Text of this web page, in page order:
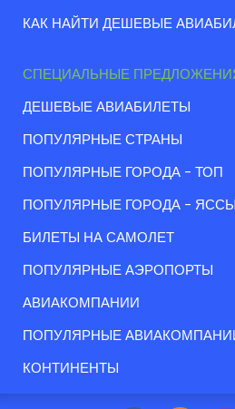
КАК НАЙТИ ДЕШЕВЫЕ
СПЕЦИАЛЬНЫЕ
ДЕШЕВЫЕ АВИАБИЛЕТЫ
ПОПУЛЯРНЫЕ СТРАНЫ
ПОПУЛЯРНЫЕ ГОРОДА - ТОП
ПОПУЛЯРНЫЕ ГОРОДА - ЯССЫ
БИЛЕТЫ НА САМОЛЕТ
ПОПУЛЯРНЫЕ АЭРОПОРТЫ
АВИАКОМПАНИИ
ПОПУЛЯРНЫЕ
КОНТИНЕНТЫ